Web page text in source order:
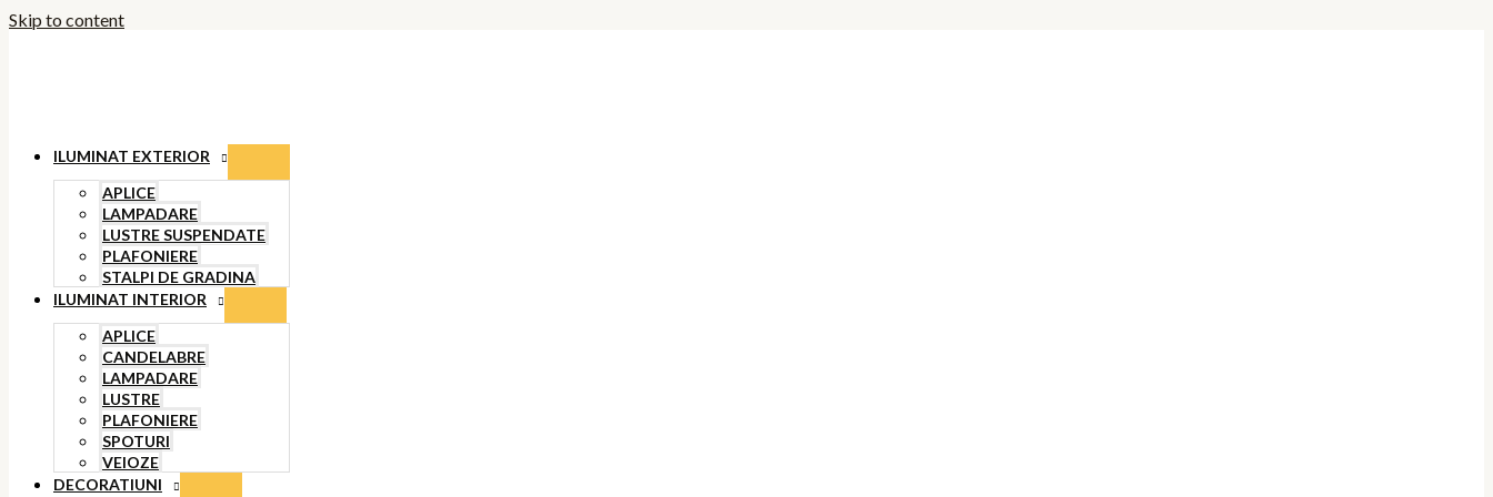
Skip to content
ILUMINAT EXTERIOR
APLICE
LAMPADARE
LUSTRE SUSPENDATE
PLAFONIERE
STALPI DE GRADINA
ILUMINAT INTERIOR
APLICE
CANDELABRE
LAMPADARE
LUSTRE
PLAFONIERE
SPOTURI
VEIOZE
DECORATIUNI